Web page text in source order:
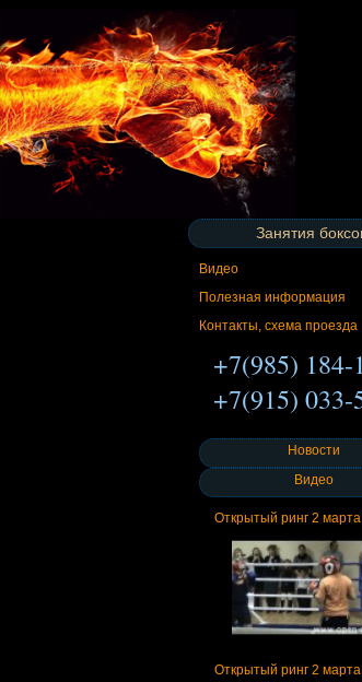
Занятия
Видео
Полезная информация
Контакты, схема проезда
+7(985) 184-
+7(915) 033-
Новости
Видео
Открытый ринг 2
Открытый ринг 2